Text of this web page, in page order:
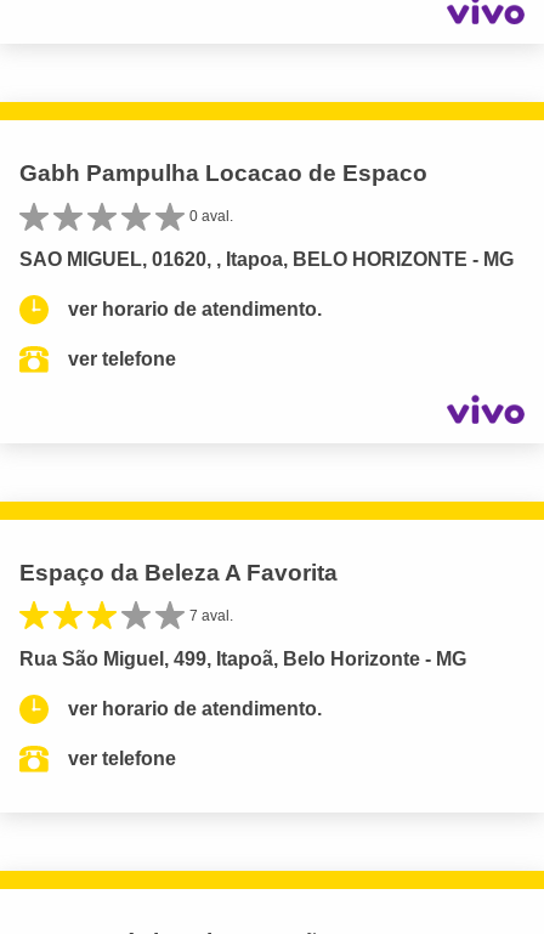
Gabh Pampulha Locacao de Espaco
0 aval.
SAO MIGUEL, 01620, , Itapoa, BELO HORIZONTE - MG
ver horario de atendimento.
ver telefone
Espaço da Beleza A Favorita
7 aval.
Rua São Miguel, 499, Itapoã, Belo Horizonte - MG
ver horario de atendimento.
ver telefone